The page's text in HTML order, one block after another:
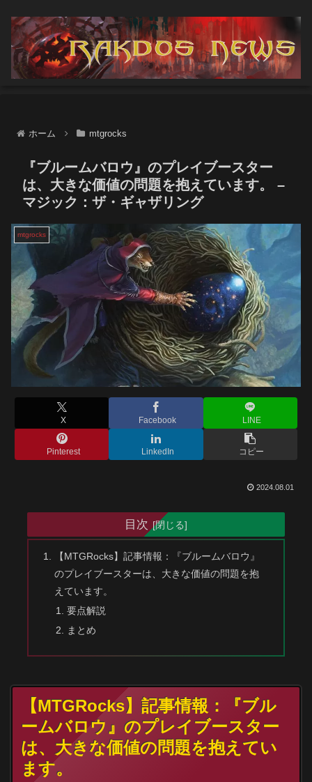
ホーム mtgrocks
『ブルームバロウ』のプレイブースター
は、大きな価値の問題を抱えています。 –
マジック：ザ・ギャザリング
mtgrocks
X Facebook LINE
Pinterest LinkedIn コピー
2024.08.01
目次
【MTGRocks】記事情報：『ブルームバロウ』
のプレイブースターは、大きな価値の問題を抱
えています。
要点解説
まとめ
【MTGRocks】記事情報：『ブル
ームバロウ』のプレイブースター
は、大きな価値の問題を抱えてい
ます。